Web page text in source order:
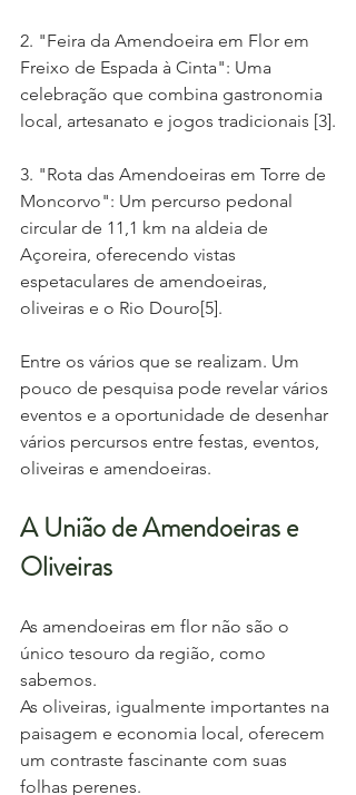
2. "Feira da Amendoeira em Flor em
Freixo de Espada à Cinta": Uma
celebração que combina gastronomia
local, artesanato e jogos tradicionais [3].
3. "Rota das Amendoeiras em Torre de
Moncorvo": Um percurso pedonal
circular de 11,1 km na aldeia de
Açoreira, oferecendo vistas
espetaculares de amendoeiras,
oliveiras e o Rio Douro[5].
Entre os vários que se realizam. Um
pouco de pesquisa pode revelar vários
eventos e a oportunidade de desenhar
vários percursos entre festas, eventos,
oliveiras e amendoeiras.
A União de Amendoeiras e
Oliveiras
As amendoeiras em flor não são o
único tesouro da região, como
sabemos.
As oliveiras, igualmente importantes na
paisagem e economia local, oferecem
um contraste fascinante com suas
folhas perenes.